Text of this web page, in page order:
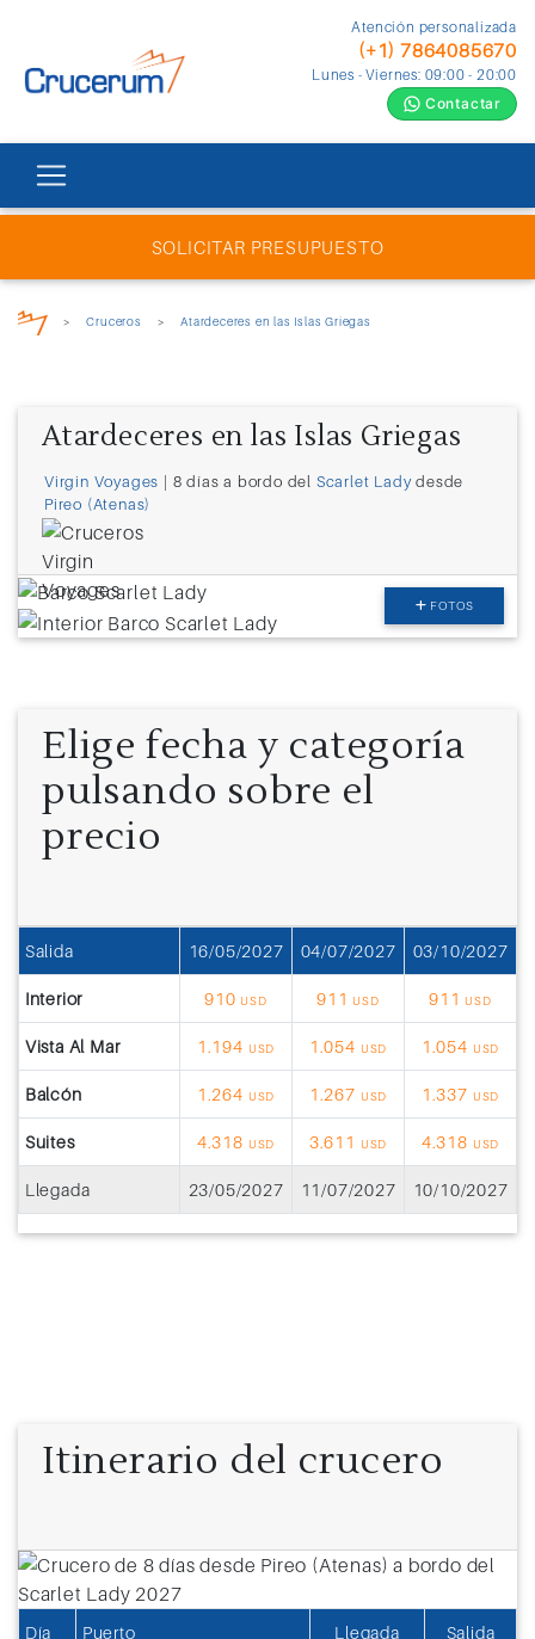
Atención personalizada
(+1) 7864085670
Lunes - Viernes: 09:00 - 20:00
Contactar
SOLICITAR PRESUPUESTO
> Cruceros > Atardeceres en las Islas Griegas
Atardeceres en las Islas Griegas
Virgin Voyages | 8 días a bordo del Scarlet Ladydesde
Pireo (Atenas)
FOTOS
Elige fecha y categoría
pulsando sobre el
precio
Salida 16/05/2027 04/07/2027 03/10/2027
Interior 910 USD 911 USD 911 USD
Vista Al Mar 1.194 USD 1.054 USD 1.054 USD
Balcón 1.264 USD 1.267 USD 1.337 USD
Suites 4.318 USD 3.611 USD 4.318 USD
Llegada 23/05/2027 11/07/2027 10/10/2027
Itinerario del crucero
Día Puerto Llegada Salida